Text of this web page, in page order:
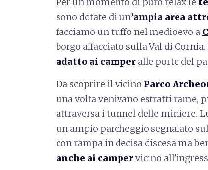
sono dotate di un’ampia area
facciamo un tuffo nel medioevo a
borgo affacciato sulla Val di
adatto ai camper alle porte del
Da scoprire il vicino Parco
una volta venivano estratti rame,
attraversa i tunnel delle miniere.
un ampio parcheggio segnalato
con rampa in decisa discesa ma
anche ai campervicino